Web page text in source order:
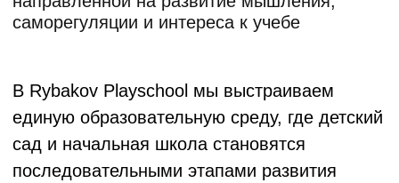
привыкать к новой системе требований —
он продолжает развиваться в знакомой,
адаптацию к школе, помогает сохранить
интерес к обучению и формирует прочную
основу для дальнейших образовательных
успехов.